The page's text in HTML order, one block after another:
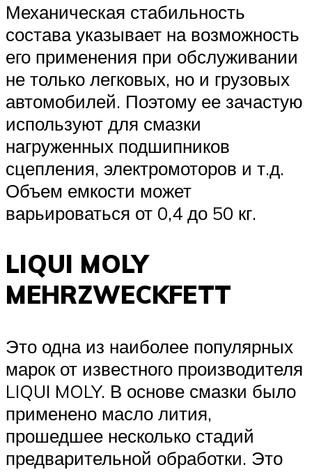
Механическая стабильность
состава указывает на возможность
его применения при обслуживании
не только легковых, но и грузовых
автомобилей. Поэтому ее зачастую
используют для смазки
нагруженных подшипников
сцепления, электромоторов и т.д.
Объем емкости может
варьироваться от 0,4 до 50 кг.
LIQUI MOLY
MEHRZWECKFETT
Это одна из наиболее популярных
марок от известного производителя
LIQUI MOLY. В основе смазки было
применено масло лития,
прошедшее несколько стадий
предварительной обработки. Это